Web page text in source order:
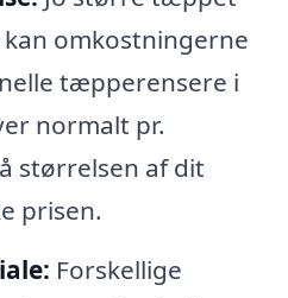
omkostningerne
tæpperensere i
normalt pr.
størrelsen af dit
prisen.
Forskellige